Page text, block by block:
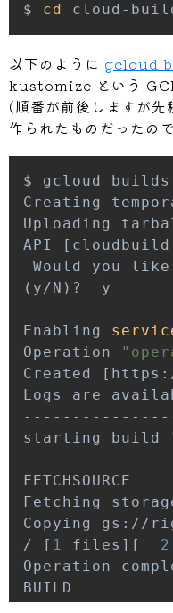
$ cd cloud-
以下のように gcloud
kustomize という
(順番が前後しますが先
作られたものだったの
$ gcloud
Creating
Uploading
API
[
Would you
( y/N )
Enabling
Operation
Created
[
Logs are
starting build
Fetching
Copying gs://
/
[ 1 files ] [
Operation